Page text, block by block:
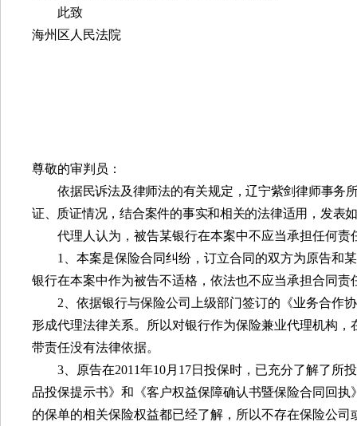
此致
海州区人民法院
尊敬的审判员：
依据民诉法及律师法的有关规定，辽宁紫剑律师事务
证、质证情况，结合案件的事实和相关的法律适用，发表
代理人认为，被告某银行在本案中不应当承担任何责
1
、本案是保险合同纠纷，订立合同的双方为原告
银行在本案中作为被告不适格，依法也不应当承担合同责
2 、依据银行与保险公司上级部门签订的《业务合
形成代理法律关系。所以对银行作为保险兼业代理机构
带责任没有法律依据。
3 、原告在2011年10月 17日投保时，已充分了解了所
品投保提示书》和《客户权益保障确认书暨保险合同回
的保单的相关保险权益都已经了解，所以不存在保险公